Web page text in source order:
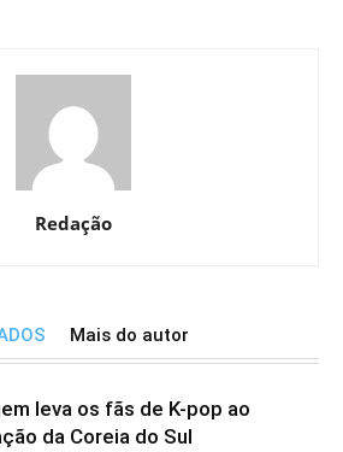
Redação
Mais do autor
leva os fãs de K-pop ao
da Coreia do Sul